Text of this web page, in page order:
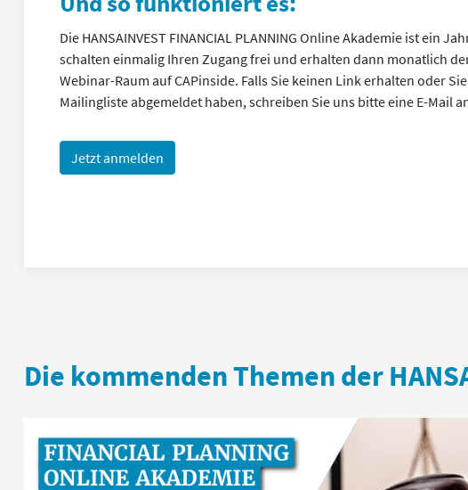
Die HANSAINVEST FINANCIAL PLANNING Online Akademie ist ein
schalten einmalig Ihren Zugang frei und erhalten dann monatlich
Webinar-Raum auf CAPinside. Falls Sie keinen Link erhalten oder
Mailingliste abgemeldet haben, schreiben Sie uns bitte eine E-Mail
Jetzt anmelden
Die kommenden Themen der